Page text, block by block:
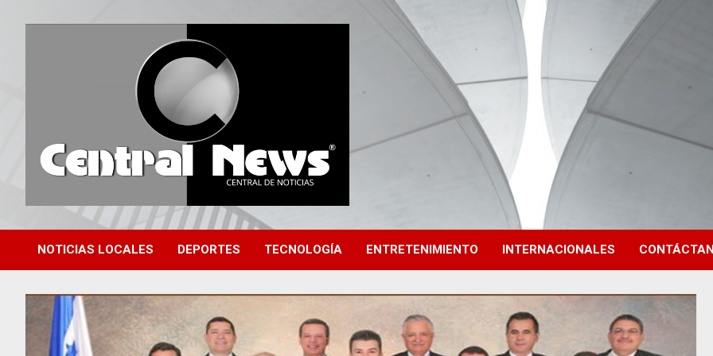
Central News HN
Central de Noticias
NOTICIAS LOCALES DEPORTES TECNOLOGÍA ENTRETENIMIENTO INTERNACIONALES